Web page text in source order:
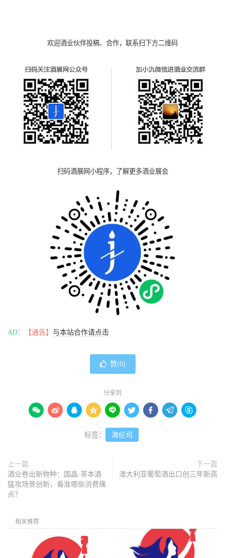
欢迎酒业伙伴投稿、合作，联系扫下方二维码
扫码酒展网小程序，了解更多酒业展会
AD： 【通告】 与本站合作请点击
赞(0)
分享到
        
标签： 海伦司
上一篇
酒业卷出新物种：国晶·茶本酒
猛攻场景创新，看准哪些消费痛
点？
下一篇
澳大利亚葡萄酒出口创三年新高
相关推荐